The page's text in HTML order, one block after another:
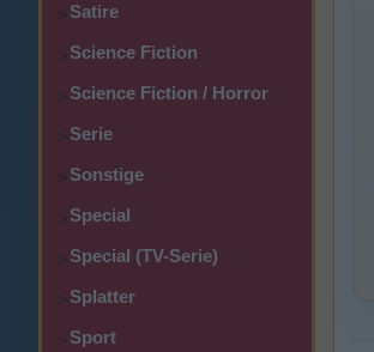
>Satire
>Science Fiction
>Science Fiction / Horror
>Serie
>Sonstige
>Special
>Special (TV-Serie)
>Splatter
>Sport